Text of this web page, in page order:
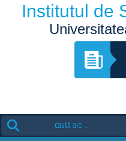
Institutul de
Search
for: